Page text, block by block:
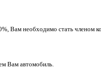
Вам необходимо стать членом
Вам автомобиль.